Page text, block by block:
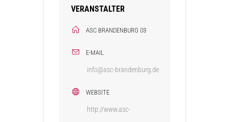
VERANSTALTER
ASC BRANDENBURG 03
E-MAIL
info@asc-brandenburg.de
WEBSITE
http://www.asc-